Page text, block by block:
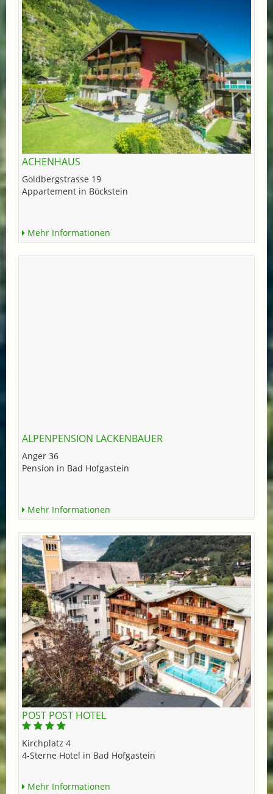
ACHENHAUS
Goldbergstrasse 19
Appartement in Böckstein
Mehr Informationen
ALPENPENSION LACKENBAUER
Anger 36
Pension in Bad Hofgastein
Mehr Informationen
POST POST HOTEL
Kirchplatz 4
4-Sterne Hotel in Bad Hofgastein
Mehr Informationen